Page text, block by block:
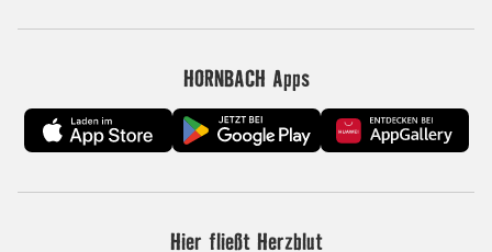
HORNBACH Apps
Hier fließt Herzblut